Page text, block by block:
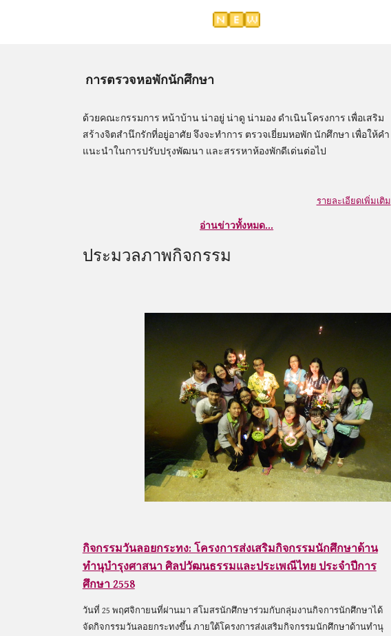
การตรวจหอพักนักศึกษา
ด้วยคณะกรรมการ หน้าบ้าน น่าอยู่ น่าดู น่ามอง ดำเนินโครงการ เพื่อเสริม
สร้างจิตสำนึกรักที่อยู่อาศัย จึงจะทำการ ตรวจเยี่ยมหอพัก นักศึกษา เพื่อให้คำ
แนะนำในการปรับปรุงพัฒนา และสรรหาห้องพักดีเด่นต่อไป
รายละเอียดเพิ่มเติม
อ่านข่าวทั้งหมด...
ประมวลภาพกิจกรรม
กิจกรรมวันลอยกระทง: โครงการส่งเสริมกิจกรรมนักศึกษาด้าน
ทำนุบำรุงศาสนา ศิลปวัฒนธรรมและประเพณีไทย ประจำปีการ
ศึกษา 2558
วันที่ 25 พฤศจิกายนที่ผ่านมา สโมสรนักศึกษาร่วมกับกลุ่มงานกิจการนักศึกษาได้
จัดกิจกรรมวันลอยกระทงขึ้น ภายใต้โครงการส่งเสริมกิจกรรมนักศึกษาด้านทำนุ